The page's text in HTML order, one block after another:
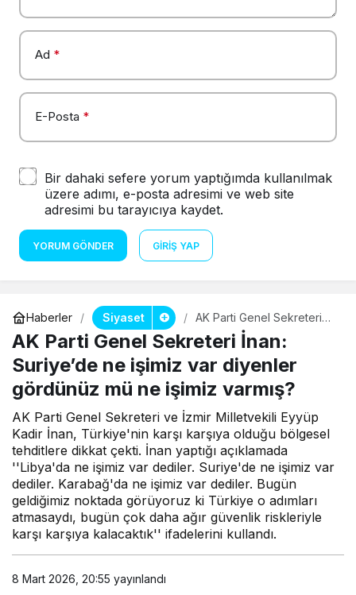
Ad *
E-Posta *
Bir dahaki sefere yorum yaptığımda kullanılmak
üzere adımı, e-posta adresimi ve web site
adresimi bu tarayıcıya kaydet.
YORUM GÖNDER GIRIŞ YAP
Haberler Siyaset
AK Parti Genel Sekreteri
İnan: Suriye’de ne işimiz
var diyenler gördünüz mü
ne işimiz varmış?
AK Parti Genel Sekreteri İnan:
Suriye’de ne işimiz var diyenler
gördünüz mü ne işimiz varmış?
AK Parti Genel Sekreteri ve İzmir Milletvekili Eyyüp
Kadir İnan, Türkiye'nin karşı karşıya olduğu bölgesel
tehditlere dikkat çekti. İnan yaptığı açıklamada
''Libya'da ne işimiz var dediler. Suriye'de ne işimiz var
dediler. Karabağ'da ne işimiz var dediler. Bugün
geldiğimiz noktada görüyoruz ki Türkiye o adımları
atmasaydı, bugün çok daha ağır güvenlik riskleriyle
karşı karşıya kalacaktık'' ifadelerini kullandı.
8 Mart 2026, 20:55 yayınlandı